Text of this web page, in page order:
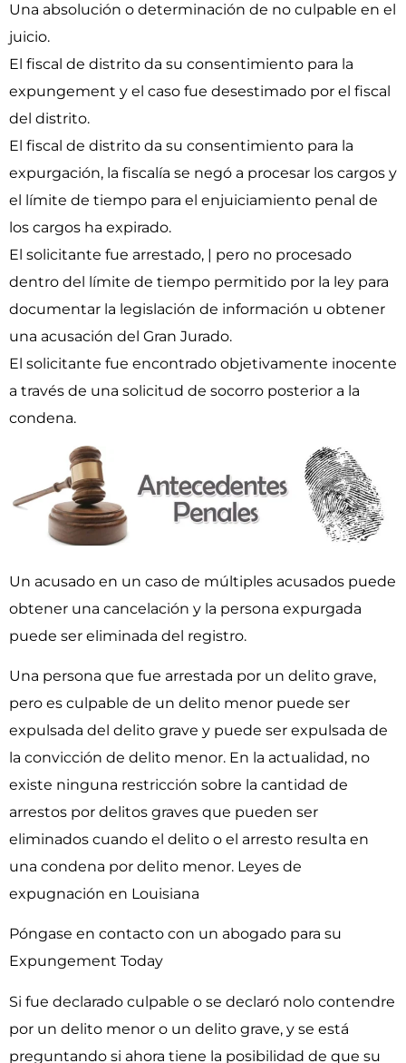
Una absolución o determinación de no culpable en el
juicio.
El fiscal de distrito da su consentimiento para la
expungement y el caso fue desestimado por el fiscal
del distrito.
El fiscal de distrito da su consentimiento para la
expurgación, la fiscalía se negó a procesar los cargos y
el límite de tiempo para el enjuiciamiento penal de
los cargos ha expirado.
El solicitante fue arrestado, | pero no procesado
dentro del límite de tiempo permitido por la ley para
documentar la legislación de información u obtener
una acusación del Gran Jurado.
El solicitante fue encontrado objetivamente inocente
a través de una solicitud de socorro posterior a la
condena.
Un acusado en un caso de múltiples acusados ​​puede
obtener una cancelación y la persona expurgada
puede ser eliminada del registro.
Una persona que fue arrestada por un delito grave,
pero es culpable de un delito menor puede ser
expulsada del delito grave y puede ser expulsada de
la convicción de delito menor. En la actualidad, no
existe ninguna restricción sobre la cantidad de
arrestos por delitos graves que pueden ser
eliminados cuando el delito o el arresto resulta en
una condena por delito menor. Leyes de
expugnación en Louisiana
Póngase en contacto con un abogado para su
Expungement Today
Si fue declarado culpable o se declaró nolo contendre
por un delito menor o un delito grave, y se está
preguntando si ahora tiene la posibilidad de que su